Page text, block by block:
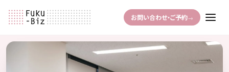
お問い合わせ・ご予約→